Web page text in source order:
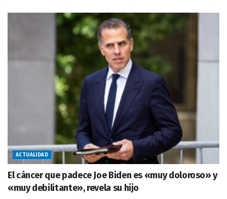
ACTUALIDAD
El cáncer que padece Joe Biden es «muy doloroso» y
«muy debilitante», revela su hijo